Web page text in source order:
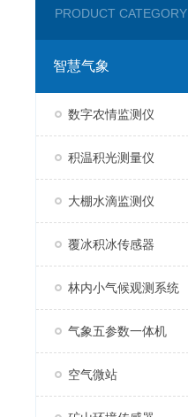
PRODUCT CATEGORY
智慧气象
数字农情监测仪
积温积光测量仪
大棚水滴监测仪
覆冰积冰传感器
林内小气候观测系统
气象五参数一体机
空气微站